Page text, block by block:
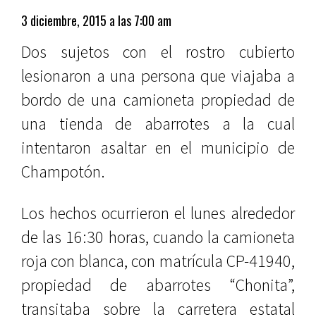
3 diciembre, 2015 a las 7:00 am
Dos sujetos con el rostro cubierto
lesionaron a una persona que viajaba a
bordo de una camioneta propiedad de
una tienda de abarrotes a la cual
intentaron asaltar en el municipio de
Champotón.
Los hechos ocurrieron el lunes alrededor
de las 16:30 horas, cuando la camioneta
roja con blanca, con matrícula CP-41940,
propiedad de abarrotes “Chonita”,
transitaba sobre la carretera estatal